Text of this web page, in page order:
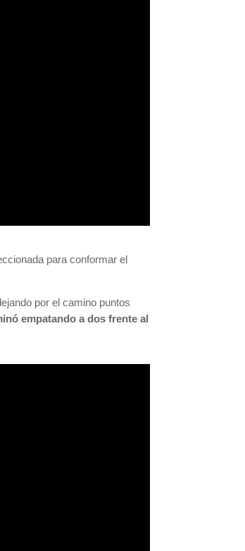
para conformar el
por el camino puntos
empatando a dos frente al